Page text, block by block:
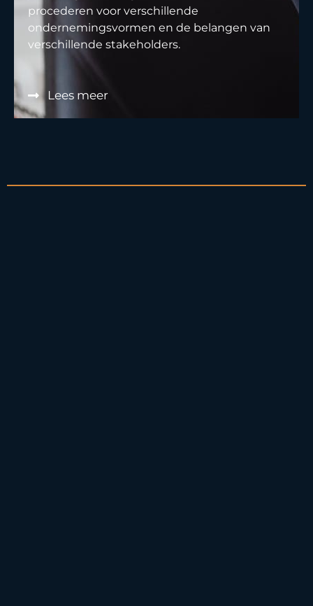
procederen voor verschillende
ondernemingsvormen en de belangen van
verschillende stakeholders.
Lees meer